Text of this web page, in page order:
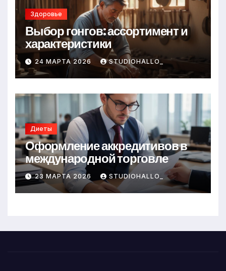
Здоровье
Выбор гонгов: ассортимент и
характеристики
24 МАРТА 2026 STUDIOHALLO_
Диеты
Оформление аккредитивов в
международной торговле
23 МАРТА 2026 STUDIOHALLO_